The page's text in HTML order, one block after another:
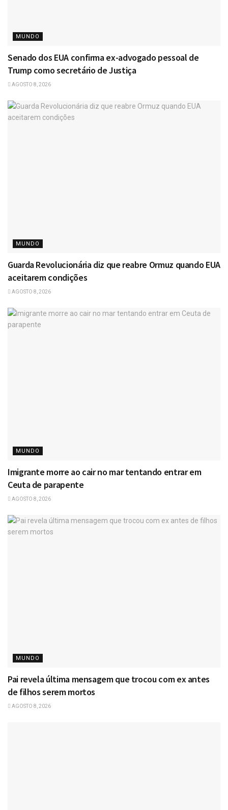
MUNDO
Senado dos EUA confirma ex-advogado pessoal de
Trump como secretário de Justiça
AGOSTO 8, 2026
MUNDO
Guarda Revolucionária diz que reabre Ormuz quando EUA
aceitarem condições
AGOSTO 8, 2026
MUNDO
Imigrante morre ao cair no mar tentando entrar em
Ceuta de parapente
AGOSTO 8, 2026
MUNDO
Pai revela última mensagem que trocou com ex antes
de filhos serem mortos
AGOSTO 8, 2026